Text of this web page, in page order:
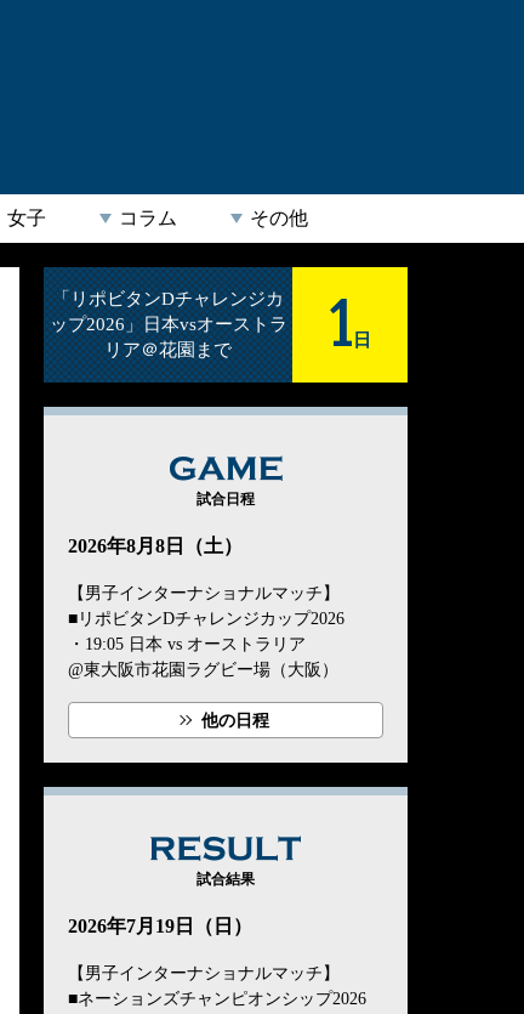
女子 コラム その他
「リポビタンDチャレンジカ
ップ2026」日本vsオーストラ
リア＠花園まで
1 日
GAME
試合日程
2026年8月8日（土）
【男子インターナショナルマッチ】
■リポビタンDチャレンジカップ2026
・19:05 日本 vs オーストラリア
@東大阪市花園ラグビー場（大阪）
他の日程
試合結果
2026年7月19日（日）
【男子インターナショナルマッチ】
■ネーションズチャンピオンシップ2026